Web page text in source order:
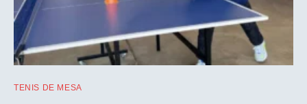
TENIS DE MESA